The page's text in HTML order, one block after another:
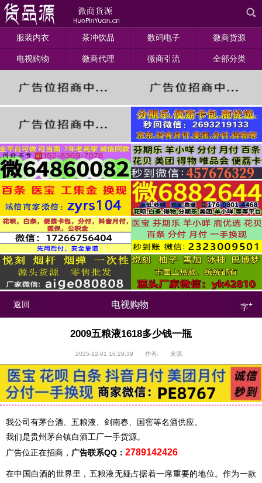
服装内衣 茶冲饮品 数码电子 微商货源
电视购物 微商代理 微商引流 全部分类
返回 电视购物 字+
2009五粮液1618多少钱一瓶
2025-12-01 16:29:39 作者: 来源:
我公司有茅台酒、五粮液、剑南春、国窖等名酒供应。
我们是贵州茅台镇白酒工厂一手货源。
广告位正在招商， 广告联系QQ： 2789142426
在中国白酒的世界里，五粮液无疑占据着一席重要的地位。作为一款